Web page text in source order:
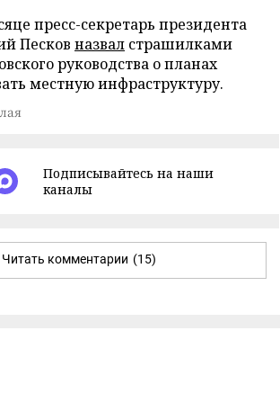
пресс-секретарь президента
Песков назвал страшилками
руководства о планах
местную инфраструктуру.
Подписывайтесь на наши
каналы
Читать комментарии (15)